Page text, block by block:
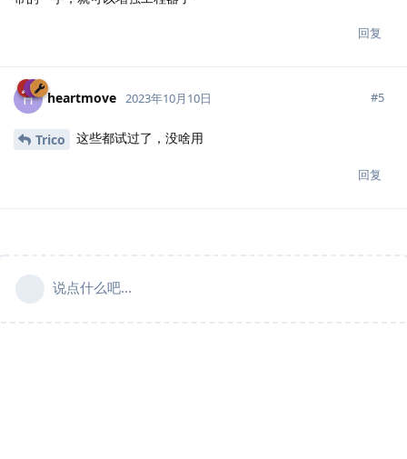
回复
H heartmove 2023年10月10日 #5
Trico 这些都试过了，没啥用
回复
说点什么吧...